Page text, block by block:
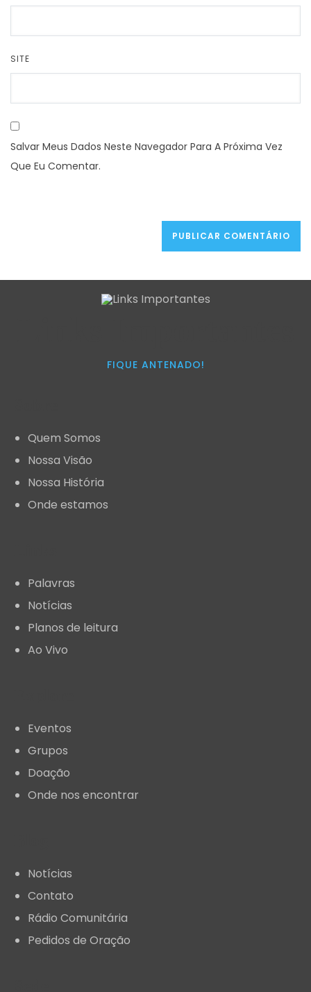
SITE
Salvar Meus Dados Neste Navegador Para A Próxima Vez
Que Eu Comentar.
FIQUE ANTENADO!
Quem Somos
Nossa Visão
Nossa História
Onde estamos
Palavras
Notícias
Planos de leitura
Ao Vivo
Eventos
Grupos
Doação
Onde nos encontrar
Notícias
Contato
Rádio Comunitária
Pedidos de Oração